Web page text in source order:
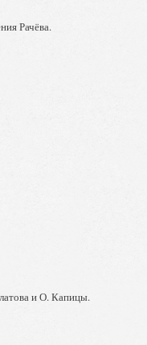
Рачёва.
и О. Капицы.